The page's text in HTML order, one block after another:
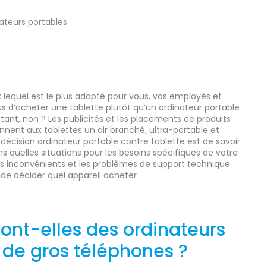
portables
est le plus adapté pour vous, vos employés et
d’acheter une tablette plutôt qu’un ordinateur portable
non ? Les publicités et les placements de produits
aux tablettes un air branché, ultra-portable et
décision ordinateur portable contre tablette est de savoir
quelles situations pour les besoins spécifiques de votre
inconvénients et les problèmes de support technique
décider quel appareil acheter
elles des ordinateurs
gros téléphones ?